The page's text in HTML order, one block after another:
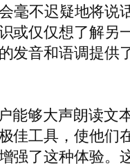
不迟疑地将说
或仅仅想了解另
发音和语调提供
能够大声朗读文
佳工具，使他们
强了这种体验。